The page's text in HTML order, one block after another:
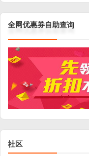
全网优惠券自助查询
社区